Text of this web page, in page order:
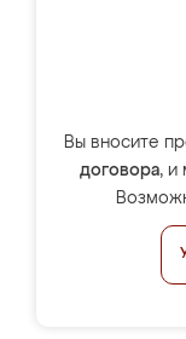
Вы вносите
договора, и